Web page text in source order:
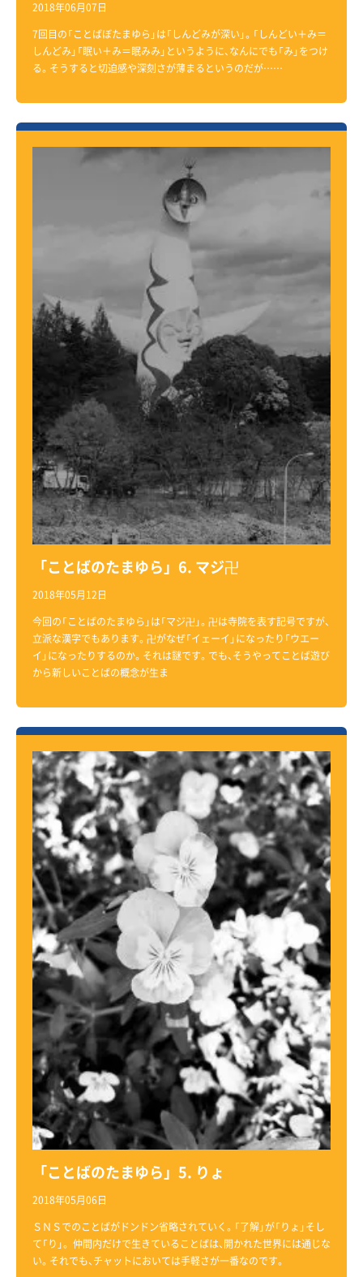
2018年06月07日
7回目の「ことばぼたまゆら」は「しんどみが深い」。「しんどい＋み＝
しんどみ」「眠い＋み＝眠みみ」というように、なんにでも「み」をつけ
る。そうすると切迫感や深刻さが薄まるというのだが……
「ことばのたまゆら」6. マジ卍
2018年05月12日
今回の「ことばのたまゆら」は「マジ卍」。卍は寺院を表す記号ですが、
立派な漢字でもあります。卍がなぜ「イェーイ」になったり「ウエー
イ」になったりするのか。それは謎です。でも、そうやってことば遊び
から新しいことばの概念が生ま
「ことばのたまゆら」5. りょ
2018年05月06日
ＳＮＳでのことばがドンドン省略されていく。「了解」が「りょ」そし
て「り」。 仲間内だけで生きていることばは、開かれた世界には通じな
い。それでも、チャットにおいては手軽さが一番なのです。